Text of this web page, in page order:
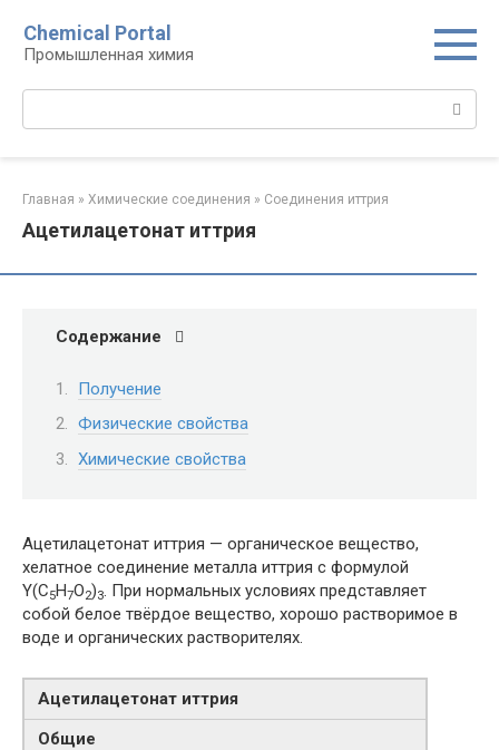
контенту
Chemical Portal
Промышленная химия
Главная » Химические соединения » Соединения иттрия‎
Ацетилацетонат иттрия
Содержание
Получение
Физические свойства
Химические свойства
Ацетилацетонат иттрия — органическое вещество,
хелатное соединение металла иттрия с формулой
Y(С5H7O2)3. При нормальных условиях представляет
собой белое твёрдое вещество, хорошо растворимое в
воде и органических растворителях.
Ацетилацетонат иттрия
Общие